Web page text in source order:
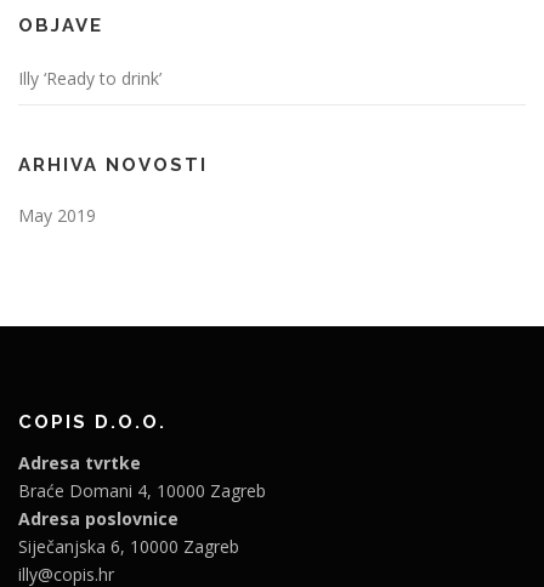
OBJAVE
Illy ‘Ready to drink’
ARHIVA NOVOSTI
May 2019
COPIS D.O.O.
Adresa tvrtke
Braće Domani 4, 10000 Zagreb
Adresa poslovnice
Siječanjska 6, 10000 Zagreb
illy@copis.hr